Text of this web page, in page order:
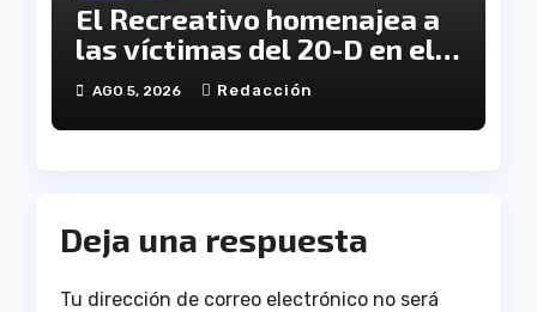
El Recreativo homenajea a
las víctimas del 20-D en el
XX aniversario de la
tragedia
AGO 5, 2026 Redacción
Deja una respuesta
Tu dirección de correo electrónico no será